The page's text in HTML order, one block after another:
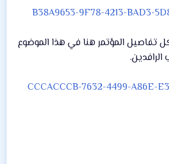
تفاصيل المؤتمر هنا في هذا الموضوع